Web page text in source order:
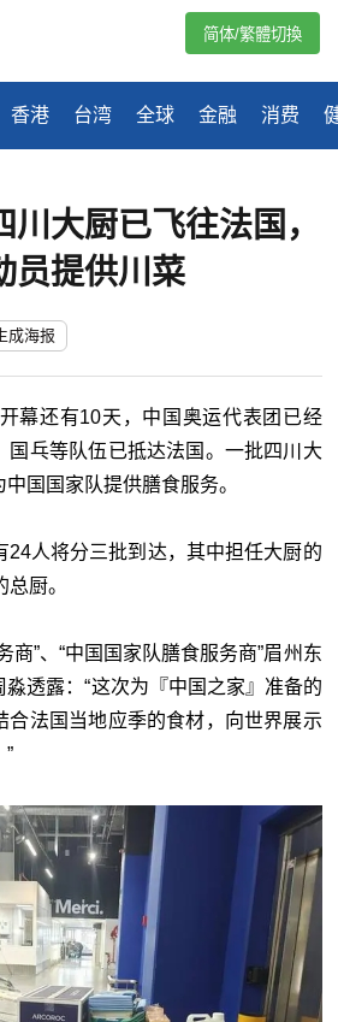
香港 台湾 全球 金融 消费
简体/繁體切換
川大厨已飞往法国，
员提供川菜
成海报
幕还有10天，中国奥运代表团已经
国乓等队伍已抵达法国。一批四川大
国国家队提供膳食服务。
24人将分三批到达，其中担任大厨的
厨。
商”、“中国国家队膳食服务商”眉州东
透露：“这次为『中国之家』准备的
合法国当地应季的食材，向世界展示